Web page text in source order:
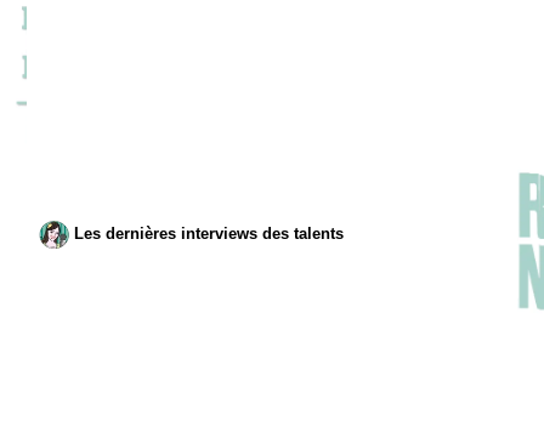
Les dernières interviews des talents